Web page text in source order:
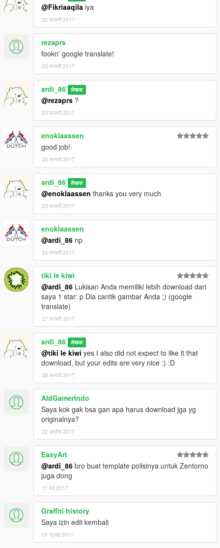
@Fikriaaqila iya
22 फरवरी 2017
rezaprs
fookn' google translate!
23 फरवरी 2017
ardi_86 लेखक
@rezaprs ?
23 फरवरी 2017
enoklaassen
good job!
23 फरवरी 2017
ardi_86 लेखक
@enoklaassen thanks you very much
23 फरवरी 2017
enoklaassen
@ardi_86 np
24 फरवरी 2017
tiki le kiwi
@ardi_86 Lukisan Anda memiliki lebih download dari
saya 1 star: p Dia cantik gambar Anda ;) (google
translate)
27 फरवरी 2017
ardi_86 लेखक
@tiki le kiwi yes I also did not expect to like it that
download, but your edits are very nice :) :D
28 फरवरी 2017
AldGamerIndo
Saya kok gak bsa gan apa harus download jga yg
originalnya?
22 अप्रैल 2017
EasyArt
@ardi_86 bro buat template polisinya untuk Zentorno
juga dong
11 मई 2017
Graffiti history
Saya izin edit kembali
01 जुलाई 2017